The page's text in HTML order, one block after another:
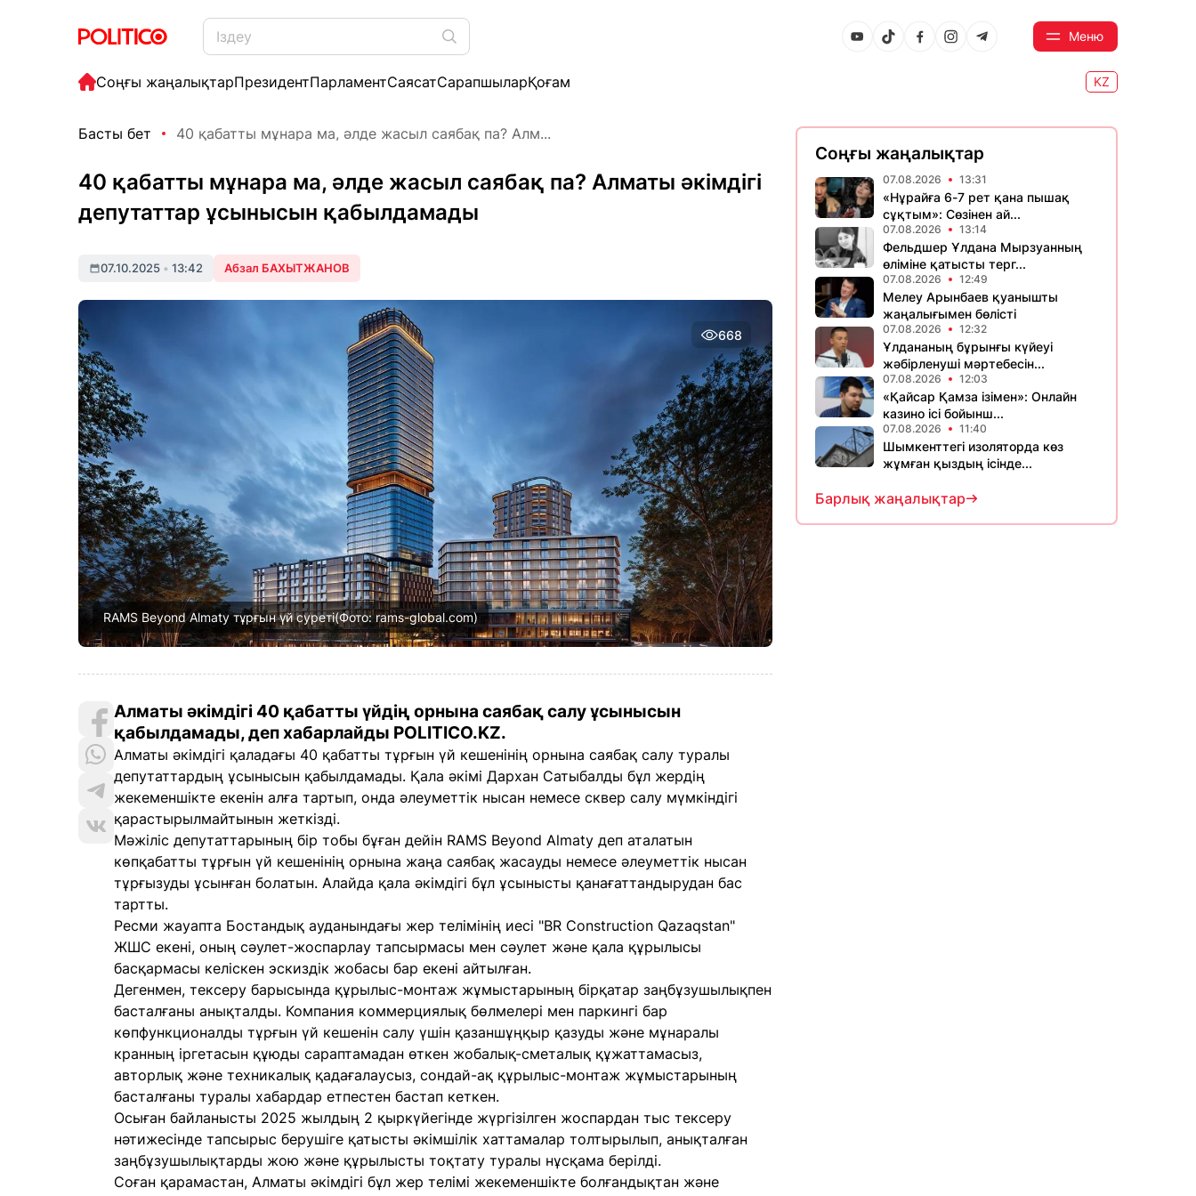
Меню
Соңғы жаңалықтарПрезидентПарламентСаясатСарапшыларҚоғам KZ
Басты бет 40 қабатты мұнара ма, әлде жасыл саябақ па? Алм...
40 қабатты мұнара ма, әлде жасыл саябақ па? Алматы әкімдігі
депутаттар ұсынысын қабылдамады
07.10.2025 • 13:42 Абзал БАХЫТЖАНОВ
668
RAMS Beyond Almaty тұрғын үй суреті(Фото: rams-global.com)
Алматы әкімдігі 40 қабатты үйдің орнына саябақ салу ұсынысын
қабылдамады, деп хабарлайды POLITICO.KZ.
Алматы әкімдігі қаладағы 40 қабатты тұрғын үй кешенінің орнына саябақ салу туралы
депутаттардың ұсынысын қабылдамады. Қала әкімі Дархан Сатыбалды бұл жердің
жекеменшікте екенін алға тартып, онда әлеуметтік нысан немесе сквер салу мүмкіндігі
қарастырылмайтынын жеткізді.
Мәжіліс депутаттарының бір тобы бұған дейін RAMS Beyond Almaty деп аталатын
көпқабатты тұрғын үй кешенінің орнына жаңа саябақ жасауды немесе әлеуметтік нысан
тұрғызуды ұсынған болатын. Алайда қала әкімдігі бұл ұсынысты қанағаттандырудан бас
тартты.
Ресми жауапта Бостандық ауданындағы жер телімінің иесі "BR Construction Qazaqstan"
ЖШС екені, оның сәулет-жоспарлау тапсырмасы мен сәулет және қала құрылысы
басқармасы келіскен эскиздік жобасы бар екені айтылған.
Дегенмен, тексеру барысында құрылыс-монтаж жұмыстарының бірқатар заңбұзушылықпен
басталғаны анықталды. Компания коммерциялық бөлмелері мен паркингі бар
көпфункционалды тұрғын үй кешенін салу үшін қазаншұңқыр қазуды және мұнаралы
кранның іргетасын құюды сараптамадан өткен жобалық-сметалық құжаттамасыз,
авторлық және техникалық қадағалаусыз, сондай-ақ құрылыс-монтаж жұмыстарының
басталғаны туралы хабардар етпестен бастап кеткен.
Осыған байланысты 2025 жылдың 2 қыркүйегінде жүргізілген жоспардан тыс тексеру
нәтижесінде тапсырыс берушіге қатысты әкімшілік хаттамалар толтырылып, анықталған
заңбұзушылықтарды жою және құрылысты тоқтату туралы нұсқама берілді.
Соған қарамастан, Алматы әкімдігі бұл жер телімі жекеменшікте болғандықтан және
Соңғы жаңалықтар
07.08.2026 13:31
«Нұрайға 6-7 рет қана пышақ
сұқтым»: Сөзінен ай...
07.08.2026 13:14
Фельдшер Ұлдана Мырзуанның
өліміне қатысты терг...
07.08.2026 12:49
Мелеу Арынбаев қуанышты
жаңалығымен бөлісті
07.08.2026 12:32
Ұлдананың бұрынғы күйеуі
жәбірленуші мәртебесін...
07.08.2026 12:03
«Қайсар Қамза ізімен»: Онлайн
казино ісі бойынш...
07.08.2026 11:40
Шымкенттегі изоляторда көз
жұмған қыздың ісінде...
Барлық жаңалықтар